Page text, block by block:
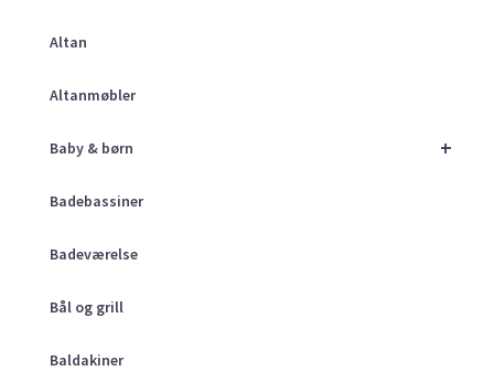
Altan
Altanmøbler
+
Baby & børn
Badebassiner
Badeværelse
Bål og grill
Baldakiner